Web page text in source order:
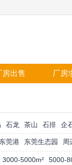
房出售 厂房
石龙 茶山 石排 企
东莞港 东莞生态园 周
3000-5000m² 5000-